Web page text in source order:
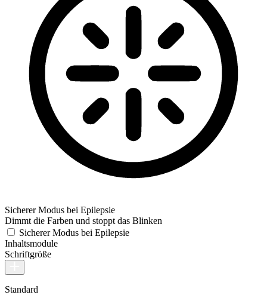
Sicherer Modus bei Epilepsie
Dimmt die Farben und stoppt das Blinken
Sicherer Modus bei Epilepsie
Inhaltsmodule
Schriftgröße
Standard